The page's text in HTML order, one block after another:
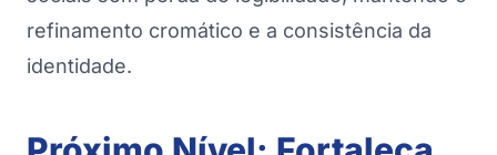
refinamento cromático e a consistência da
identidade.